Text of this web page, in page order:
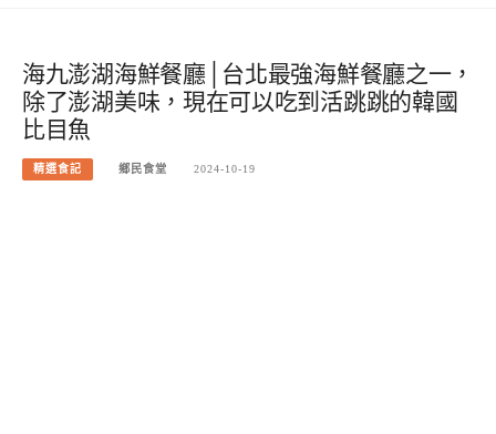
海九澎湖海鮮餐廳│台北最強海鮮餐廳之一，
除了澎湖美味，現在可以吃到活跳跳的韓國
比目魚
精選食記 鄉民食堂 2024-10-19